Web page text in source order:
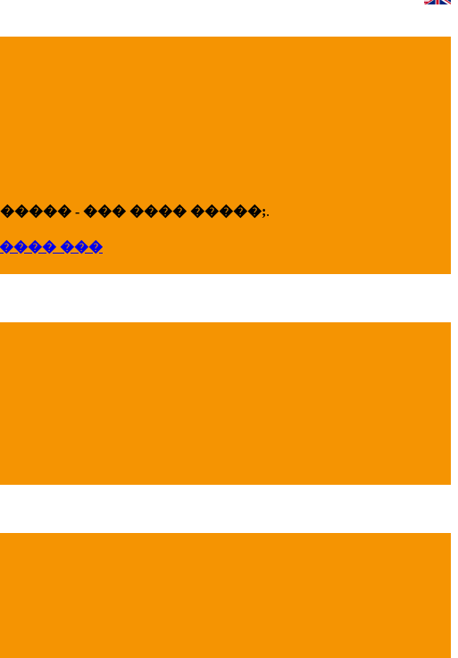
- ��� ���� �����;.
���